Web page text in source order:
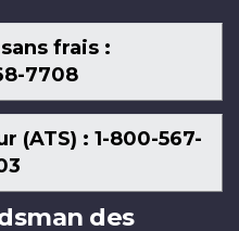
frais :
7708
(ATS) : 1-800-567-
des